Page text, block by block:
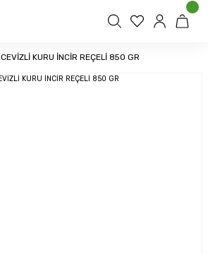
CEVİZLİ KURU İNCİR REÇELİ 850 GR